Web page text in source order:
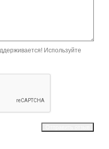
Используйте